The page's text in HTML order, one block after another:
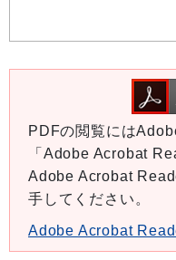
PDFの閲覧には
「Adobe Acrobat
Adobe Acrobat
手してください。
Adobe Acrobat